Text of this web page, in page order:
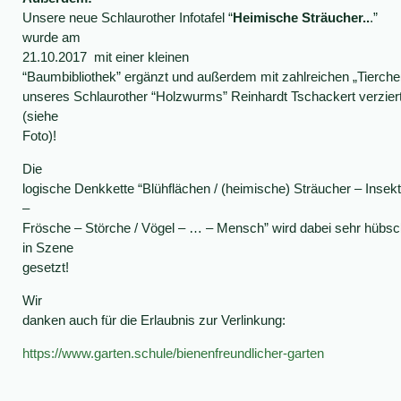
Unsere neue Schlaurother Infotafel “Heimische Sträucher...”
wurde am
21.10.2017 mit einer kleinen
“Baumbibliothek” ergänzt und außerdem mit zahlreichen
unseres Schlaurother “Holzwurms” Reinhardt Tschackert
(siehe
Foto)!
Die
logische Denkkette “Blühflächen / (heimische) Sträucher –
–
Frösche – Störche / Vögel – … – Mensch” wird dabei sehr
in Szene
gesetzt!
Wir
danken auch für die Erlaubnis zur Verlinkung:
https://www.garten.schule/bienenfreundlicher-garten